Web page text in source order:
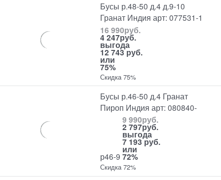
Бусы р.48-50 д.4 д.9-10
Гранат Индия арт: 077531-1
16 990руб.
4 247руб.
выгода
12 743 руб.
или
75%
Скидка 75%
Бусы р.46-50 д.4 Гранат
Пироп Индия арт: 080840-
р46-9
9 990руб.
2 797руб.
выгода
7 193 руб.
или
72%
Скидка 72%